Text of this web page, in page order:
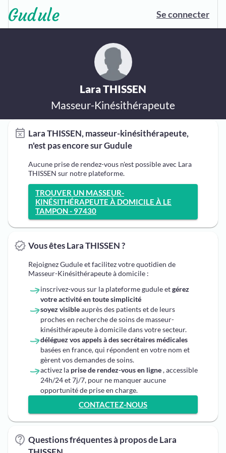
Se connecter
Lara THISSEN
Masseur-Kinésithérapeute
Lara THISSEN, masseur-kinésithérapeute,
n'est pas encore sur Gudule
Aucune prise de rendez-vous n'est possible avec Lara
THISSEN sur notre plateforme.
TROUVER UN MASSEUR-
KINÉSITHÉRAPEUTE À DOMICILE À LE
TAMPON - 97430
Vous êtes Lara THISSEN ?
Rejoignez Gudule et facilitez votre quotidien de
Masseur-Kinésithérapeute à domicile :
inscrivez-vous sur la plateforme gudule etgérez
votre activité en toute simplicité
soyez visibleauprès des patients et de leurs
proches en recherche de soins de masseur-
kinésithérapeute à domicile dans votre secteur.
déléguez vos appels à des secrétaires médicales
basées en france, qui répondent en votre nom et
gèrent vos demandes de soins.
activez la prise de rendez-vous en ligne, accessible
24h/24 et 7j/7, pour ne manquer aucune
opportunité de prise en charge.
CONTACTEZ-NOUS
Questions fréquentes à propos de Lara